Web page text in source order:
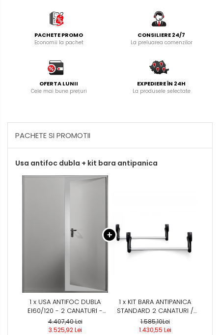
PACHETE PROMO
Economii la pachet
CONSILIERE 24/7
La preluarea comenzilor
OFERTA LUNII
Cele mai bune prețuri
EXPEDIERE ÎN 24H
La produsele selectate
PACHETE SI PROMOTII
Usa antifoc dubla + kit bara antipanica
1 x USA ANTIFOC DUBLA
EI60/120 - 2 CANATURI -
REZISTENTA LA FOC 60 /120
MIN - MONTAJ INTERIOR
4.407,40 Lei
3.525,92 Lei
1 x KIT BARA ANTIPANICA
STANDARD 2 CANATURI /
USA DUBLA - (INCLUDE: 2X
BROASCA ANTIPANICA -
1.585,10Lei
1.430,55 Lei